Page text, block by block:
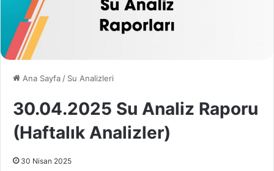
Ana Sayfa / Su Analizleri
30.04.2025 Su Analiz Raporu
(Haftalık Analizler)
30 Nisan 2025